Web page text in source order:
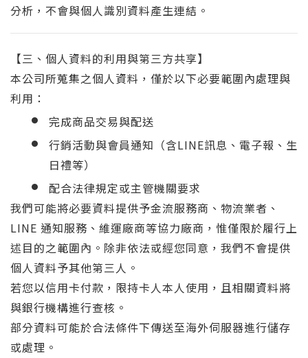
分析，不會與個人識別資料產生連結。
【三、個人資料的利用與第三方共享】
本公司所蒐集之個人資料，僅於以下必要範圍內處理與
利用：
完成商品交易與配送
行銷活動與會員通知（含LINE訊息、電子報、生
日禮等）
配合法律規定或主管機關要求
我們可能將必要資料提供予金流服務商、物流業者、
LINE 通知服務、維運廠商等協力廠商，惟僅限於履行上
述目的之範圍內。除非依法或經您同意，我們不會提供
個人資料予其他第三人。
若您以信用卡付款，限持卡人本人使用，且相關資料將
與銀行機構進行查核。
部分資料可能於合法條件下傳送至海外伺服器進行儲存
或處理。